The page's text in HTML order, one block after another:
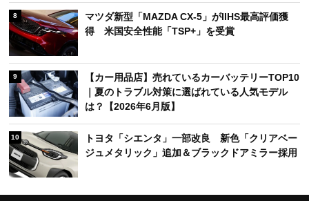
8
マツダ新型「MAZDA CX-5」がIIHS最高評価獲
得 米国安全性能「TSP+」を受賞
9
【カー用品店】売れているカーバッテリーTOP10
｜夏のトラブル対策に選ばれている人気モデル
は？【2026年6月版】
10
トヨタ「シエンタ」一部改良 新色「クリアベー
ジュメタリック」追加＆ブラックドアミラー採用